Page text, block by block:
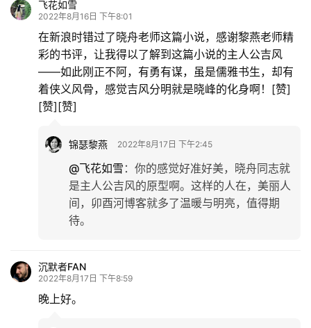
飞花如雪
2022年8月16日 下午8:01
在新浪时错过了晓舟老师这篇小说，感谢黎燕老师精
彩的书评，让我得以了解到这篇小说的主人公吉风
——如此刚正不阿，有勇有谋，虽是儒雅书生，却有
着侠义风骨，感觉吉风分明就是晓峰的化身啊！[赞]
[赞][赞]
锦瑟黎燕 2022年8月17日 下午2:45
@飞花如雪 ： 你的感觉好准好美，晓舟同志就
是主人公吉风的原型啊。这样的人在，美丽人
间，卯酉河博客就多了温暖与明亮，值得期
待。
沉默者FAN
2022年8月17日 下午8:59
晚上好。